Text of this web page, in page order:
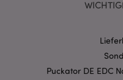
Puckator DE EDC
Streng-notwendige-
Kernfunktionen der
Benutzeranmeldung
Ohne unbedingt
Website nicht richtig